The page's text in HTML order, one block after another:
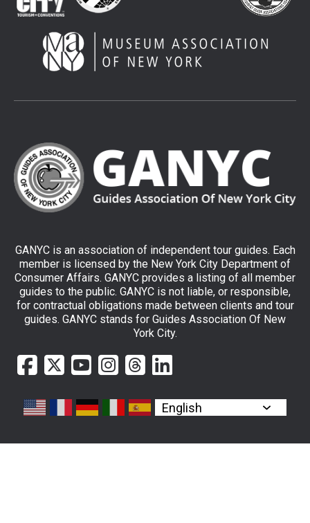
GANYC is an association of independent tour guides. Each
member is licensed by the New York City Department of
Consumer Affairs. GANYC provides a listing of all member
guides to the public. GANYC is not liable, or responsible,
for contractual obligations made between clients and tour
guides. GANYC stands for Guides Association Of New
York City.